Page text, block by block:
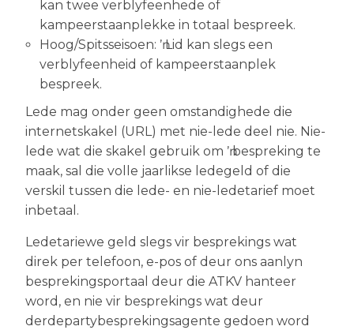
kan twee verblyfeenhede of
kampeerstaanplekke in totaal bespreek.
Hoog/Spitsseisoen: ŉ Lid kan slegs een
verblyfeenheid of kampeerstaanplek
bespreek.
Lede mag onder geen omstandighede die
internetskakel (URL) met nie-lede deel nie. Nie-
lede wat die skakel gebruik om ŉ bespreking te
maak, sal die volle jaarlikse ledegeld of die
verskil tussen die lede- en nie-ledetarief moet
inbetaal.
Ledetariewe geld slegs vir besprekings wat
direk per telefoon, e-pos of deur ons aanlyn
besprekingsportaal deur die ATKV hanteer
word, en nie vir besprekings wat deur
derdepartybesprekingsagente gedoen word